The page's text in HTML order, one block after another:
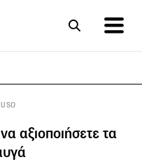
αξιοποιήσετε τα